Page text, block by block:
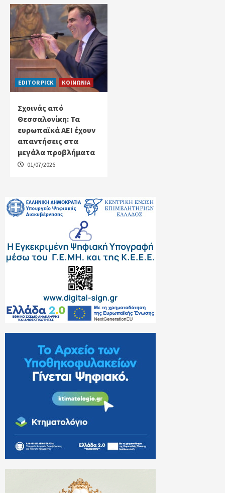
EDITOR PICK ΚΟΙΝΩΝΙΑ
Σχοινάς από
Θεσσαλονίκη: Τα
ευρωπαϊκά ΑΕΙ έχουν
απαντήσεις στα
μεγάλα προβλήματα
01/07/2026